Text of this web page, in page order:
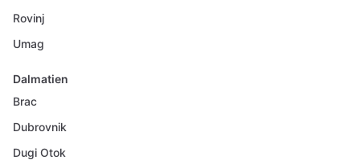
Rovinj
Umag
Dalmatien
Brac
Dubrovnik
Dugi Otok